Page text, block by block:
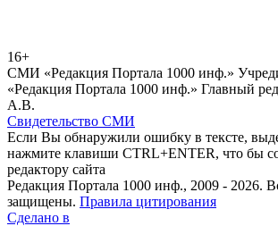
16+
СМИ «Редакция Портала 1000 инф.»
«Редакция Портала 1000 инф.» Главный
А.В.
Свидетельство СМИ
Если Вы обнаружили ошибку в тексте,
нажмите клавиши CTRL+ENTER, что бы
редактору сайта
Редакция Портала 1000 инф., 2009 - 2026.
защищены. Правила цитирования
Сделано в